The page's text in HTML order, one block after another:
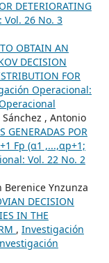
DETERIORATING
26 No. 3
OBTAIN AN
DECISION
FOR
Operacional:
, Antonio
GENERADAS POR
Fp (α1 ,...,αp+1;
Vol. 22 No. 2
Berenice Ynzunza
DECISION
IN THE
, Investigación